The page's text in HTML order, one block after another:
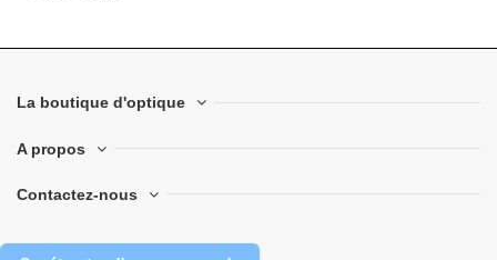
La boutique d'optique
A propos
Contactez-nous